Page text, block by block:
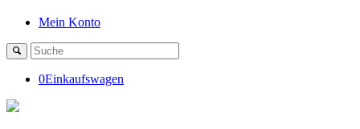
Mein Konto
0Einkaufswagen